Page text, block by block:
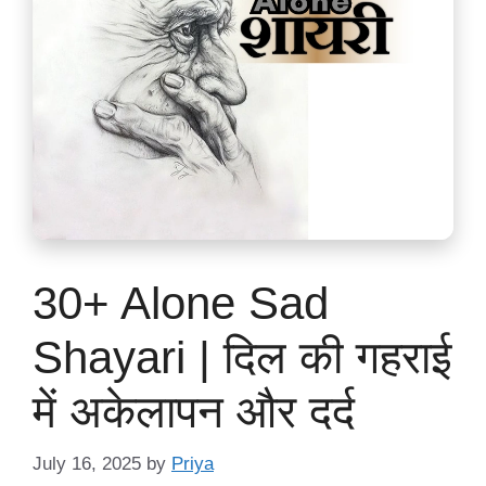
30+ Alone Sad
Shayari | दिल की गहराई
में अकेलापन और दर्द
July 16, 2025 by Priya